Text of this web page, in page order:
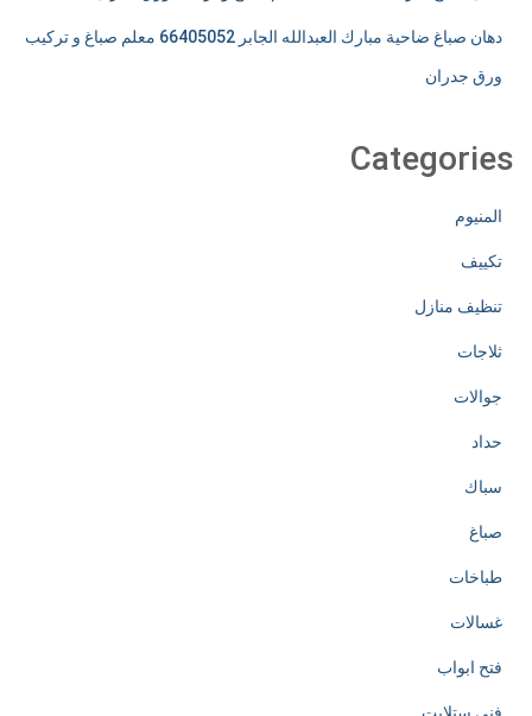
دهان صباغ ضاحية مبارك العبدالله الجابر 66405052 معلم صباغ و تركيب
ورق جدران
Categories
المنيوم
تكييف
تنظيف منازل
ثلاجات
جوالات
حداد
سباك
صباغ
طباخات
غسالات
فتح ابواب
فني ستلايت